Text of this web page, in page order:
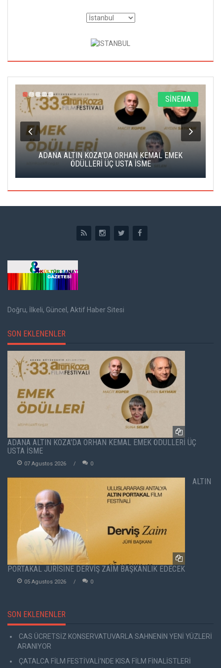
SİNEMA
ORHAN KEMAL EMEK
ALTIN PORTAKAL JÜRİSİNE
Doğru, İlkeli, Güncel, Aktif Haber Sitesi
SON EKLENENLER
ADANA ALTIN KOZA'DA ORHAN KEMAL EMEK ÖDÜLLERİ ÜÇ
USTA İSME
07 Agustos 2026 0
ALTIN
PORTAKAL JÜRİSİNE DERVİŞ ZAİM BAŞKANLIK EDECEK
05 Agustos 2026 0
SON EKLENENLER
CAS ÜCRETSİZ KONSERVATUVARLA SAHNENİN YENİ YÜZLERİ
ARANIYOR
ÇATALCA FİLM FESTİVALİ'NDE KISA FİLM FİNALİSTLERİ